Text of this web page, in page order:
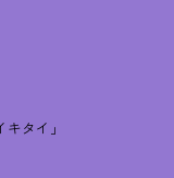
タイ」